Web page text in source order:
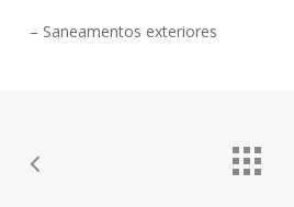
– Saneamentos exteriores